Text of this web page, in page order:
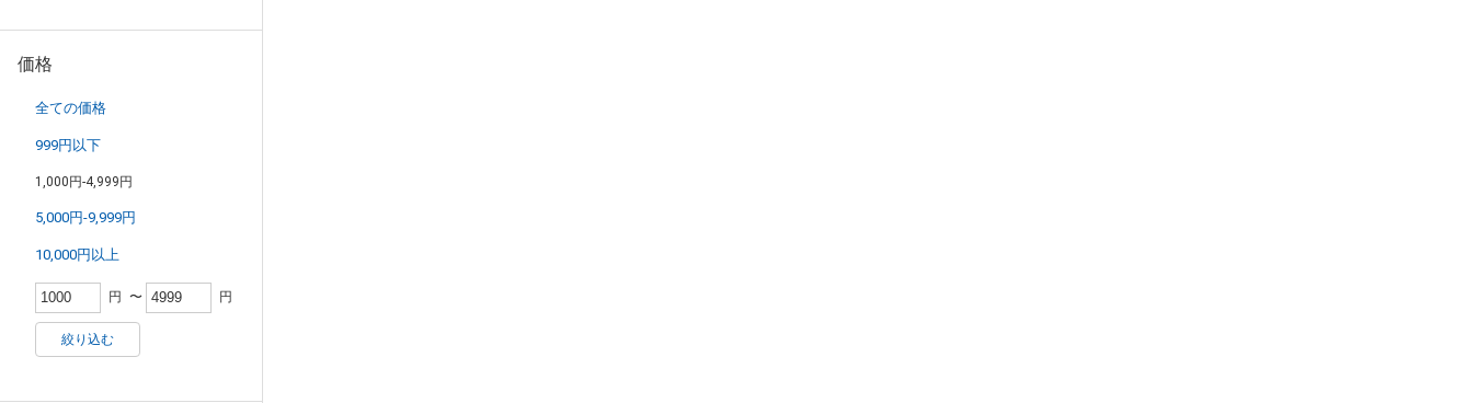
価格
全ての価格
999円以下
1,000円-4,999円
5,000円-9,999円
10,000円以上
円 〜 円
絞り込む